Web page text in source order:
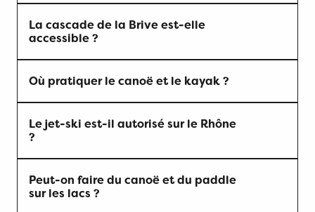
La cascade de la Brive est-elle
accessible ?
Où pratiquer le canoë et le kayak ?
Le jet-ski est-il autorisé sur le Rhône
?
Peut-on faire du canoë et du paddle
sur les lacs ?